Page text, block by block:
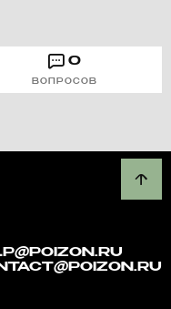
0
ВОПРОСОВ